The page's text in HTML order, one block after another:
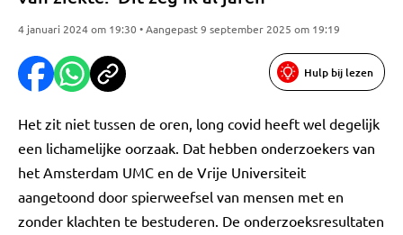
4 januari 2024 om 19:30 • Aangepast 9 september 2025 om 19:19
Hulp bij lezen
Het zit niet tussen de oren, long covid heeft wel degelijk
een lichamelijke oorzaak. Dat hebben onderzoekers van
het Amsterdam UMC en de Vrije Universiteit
aangetoond door spierweefsel van mensen met en
zonder klachten te bestuderen. De onderzoeksresultaten